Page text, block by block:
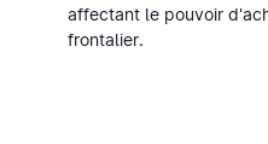
affectant le pouvoir
frontalier.